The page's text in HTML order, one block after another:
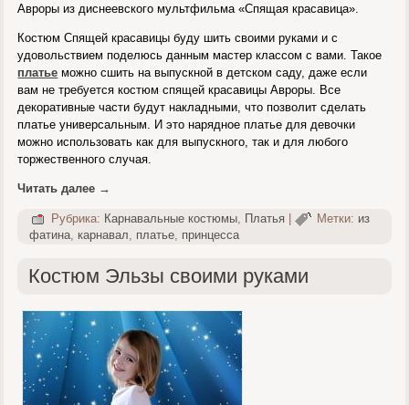
Авроры из диснеевского мультфильма «Спящая красавица».
Костюм Спящей красавицы буду шить своими руками и с
удовольствием поделюсь данным мастер классом с вами. Такое
платье можно сшить на выпускной в детском саду, даже если
вам не требуется костюм спящей красавицы Авроры. Все
декоративные части будут накладными, что позволит сделать
платье универсальным. И это нарядное платье для девочки
можно использовать как для выпускного, так и для любого
торжественного случая.
Читать далее →
Рубрика: Карнавальные костюмы, Платья | Метки: из
фатина карнавал платье принцесса
Костюм Эльзы своими руками